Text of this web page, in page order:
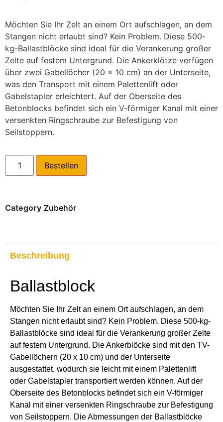
Möchten Sie Ihr Zelt an einem Ort aufschlagen, an dem
Stangen nicht erlaubt sind? Kein Problem. Diese 500-
kg-Ballastblöcke sind ideal für die Verankerung großer
Zelte auf festem Untergrund. Die Ankerklötze verfügen
über zwei Gabellöcher (20 x 10 cm) an der Unterseite,
was den Transport mit einem Palettenlift oder
Gabelstapler erleichtert. Auf der Oberseite des
Betonblocks befindet sich ein V-förmiger Kanal mit einer
versenkten Ringschraube zur Befestigung von
Seilstoppern.
Bestellen
Category Zubehör
Beschreibung
Ballastblock
Möchten Sie Ihr Zelt an einem Ort aufschlagen, an dem
Stangen nicht erlaubt sind? Kein Problem. Diese 500-kg-
Ballastblöcke sind ideal für die Verankerung großer Zelte
auf festem Untergrund. Die Ankerblöcke sind mit den TV-
Gabellöchern (20 x 10 cm) und der Unterseite
ausgestattet, wodurch sie leicht mit einem Palettenlift
oder Gabelstapler transportiert werden können. Auf der
Oberseite des Betonblocks befindet sich ein V-förmiger
Kanal mit einer versenkten Ringschraube zur Befestigung
von Seilstoppern. Die Abmessungen der Ballastblöcke